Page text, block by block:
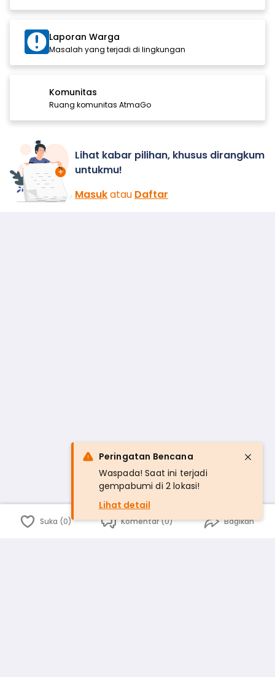
Laporan Warga
Masalah yang terjadi di lingkungan
Komunitas
Ruang komunitas AtmaGo
Lihat kabar pilihan, khusus dirangkum
untukmu!
Masukatau Daftar
Suka (0) Komentar (0) Bagikan
Peringatan Bencana
Waspada! Saat ini terjadi
gempabumi di 2 lokasi!
Lihat detail